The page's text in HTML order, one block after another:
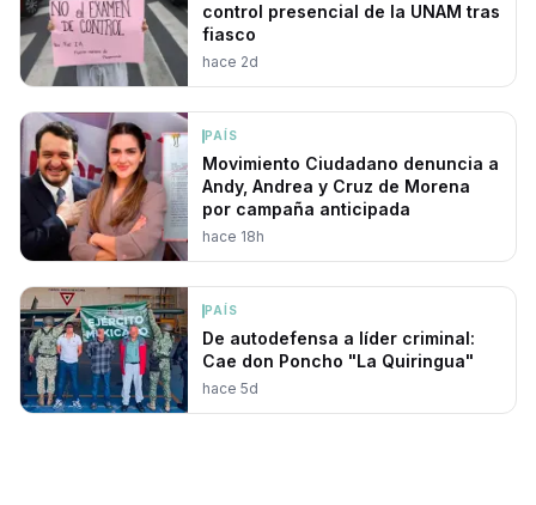
control presencial de la UNAM tras
fiasco
hace 2d
PAÍS
Movimiento Ciudadano denuncia a
Andy, Andrea y Cruz de Morena
por campaña anticipada
hace 18h
PAÍS
De autodefensa a líder criminal:
Cae don Poncho "La Quiringua"
hace 5d